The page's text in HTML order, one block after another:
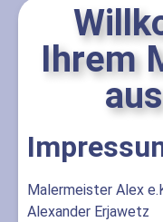
Ihrem
Malermeister Alex
Alexander Erjawetz